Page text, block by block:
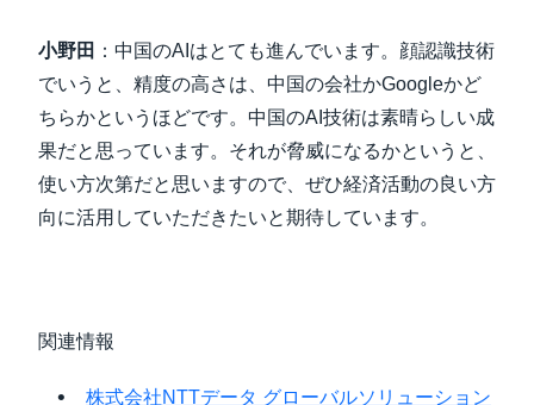
小野田 ：中国のAIはとても進んでいます。顔認識技術
でいうと、精度の高さは、中国の会社かGoogleかど
ちらかというほどです。中国のAI技術は素晴らしい成
果だと思っています。それが脅威になるかというと、
使い方次第だと思いますので、ぜひ経済活動の良い方
向に活用していただきたいと期待しています。
関連情報
株式会社NTTデータ グローバルソリューション